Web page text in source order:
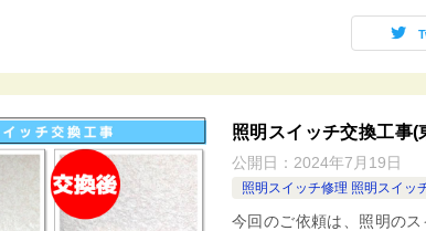
照明スイッチ交換工事(
公開日： 2024年7月19日
照明スイッチ修理 照明スイッ
今回のご依頼は、照明の